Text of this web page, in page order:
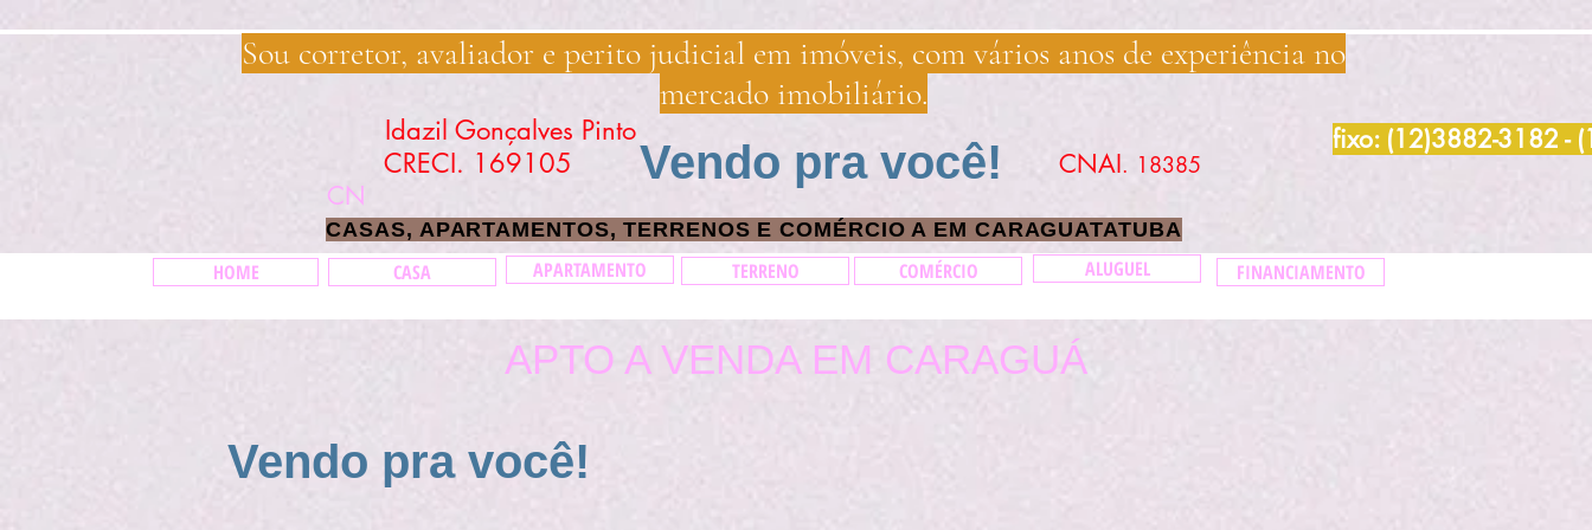
Sou corretor, avaliador e perito judicial em imóveis, com vários anos de experiência no
mercado imobiliário.
fixo: (12)3882-3182 -
Vendo pra você!
Idazil Gonçalves Pinto
CRECI. 169105
CNAI. 18385
CN
CASAS, APARTAMENTOS, TERRENOS E COMÉRCIO A EM CARAGUATATUBA
HOME CASA APARTAMENTO TERRENO COMÉRCIO ALUGUEL FINANCIAMENTO
APTO A VENDA EM CARAGUÁ
Vendo pra você!